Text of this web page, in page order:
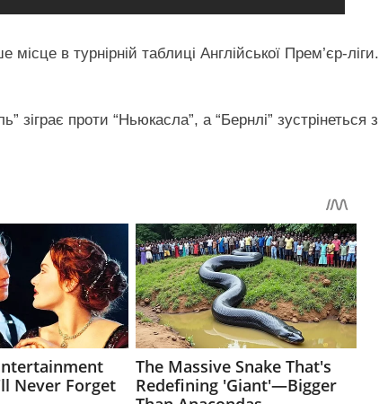
в турнірній таблиці Англійської Прем’єр-ліги.
зіграє проти “Ньюкасла”, а “Бернлі” зустрінеться з